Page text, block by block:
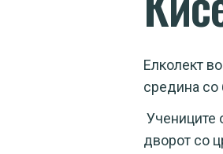
Елколект
средина со
Учениците
дворот со